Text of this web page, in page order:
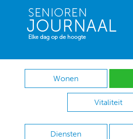
Wonen
Vitaliteit
Diensten